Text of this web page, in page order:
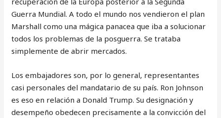
Guerra Mundial. A todo el mundo nos vendieron el plan
Marshall como una mágica panacea que iba a solucionar
todos los problemas de la posguerra. Se trataba
simplemente de abrir mercados.
Los embajadores son, por lo general, representantes
casi personales del mandatario de su país. Ron Johnson
es eso en relación a Donald Trump. Su designación y
desempeño obedecen precisamente a la convicción del